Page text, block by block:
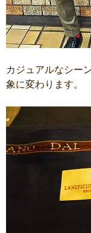
カジュアルなシー
象に変わります。